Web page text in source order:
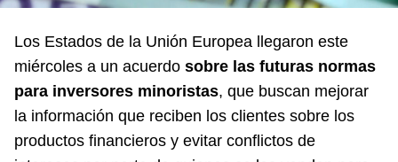
Los Estados de la Unión Europea llegaron este
miércoles a un acuerdo sobre las futuras normas
para inversores minoristas, que buscan mejorar
la información que reciben los clientes sobre los
productos financieros y evitar conflictos de